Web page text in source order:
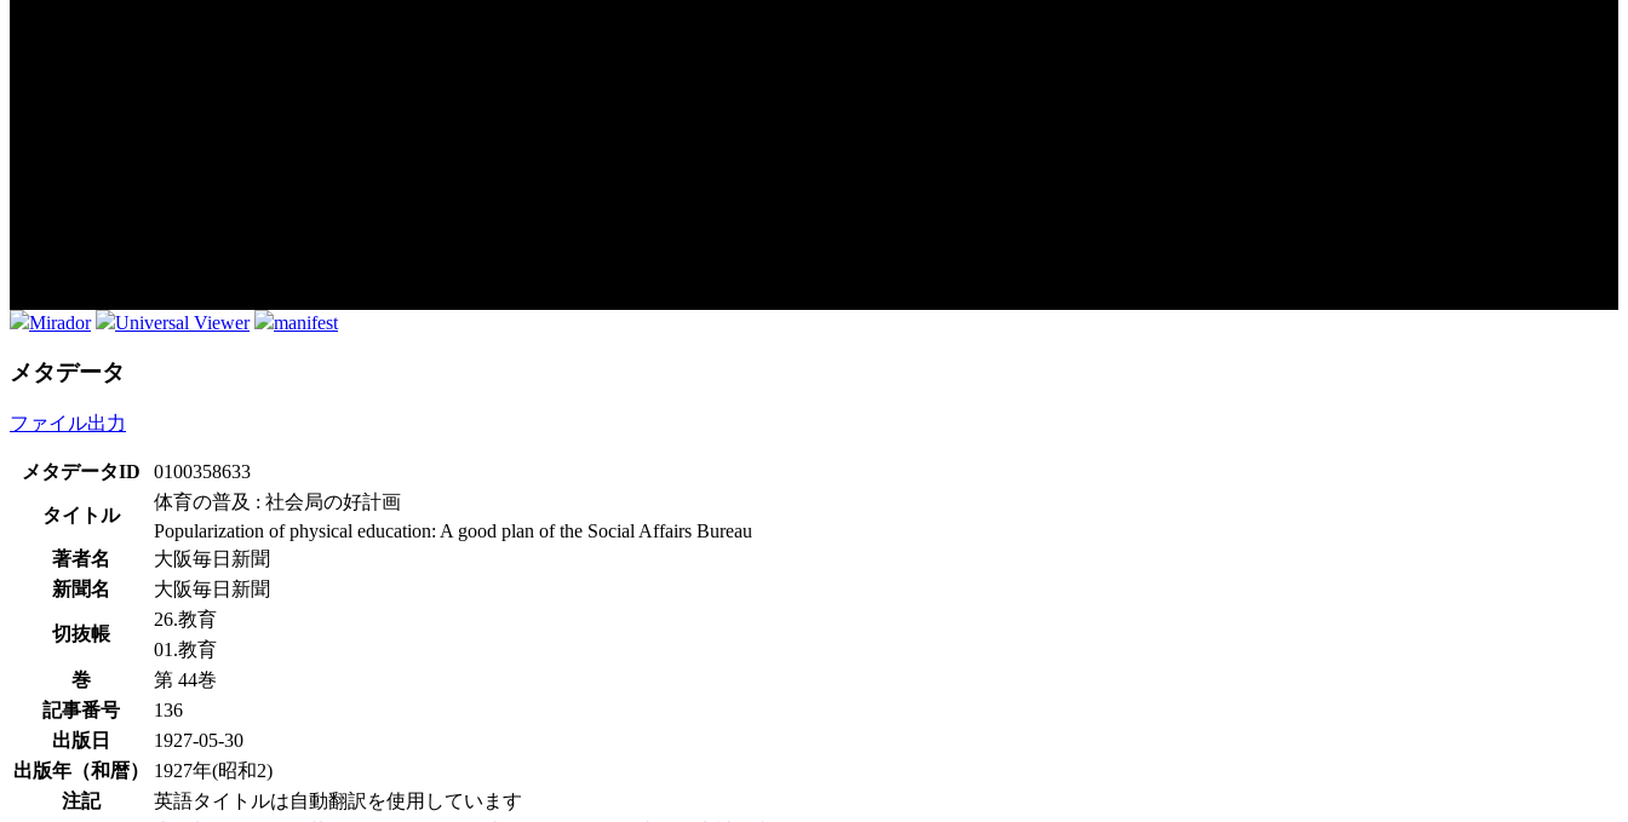
Mirador Universal Viewer manifest
メタデータ
ファイル出力
メタデータID 0100358633
タイトル
体育の普及 : 社会局の好計画
Popularization of physical education: A good plan of the Social Affairs Bureau
著者名
大阪毎日新聞
新聞名
大阪毎日新聞
切抜帳
26.教育
01.教育
巻
第 44巻
記事番号
136
出版日
1927-05-30
出版年（和暦）
1927年(昭和2)
注記
英語タイトルは自動翻訳を使用しています